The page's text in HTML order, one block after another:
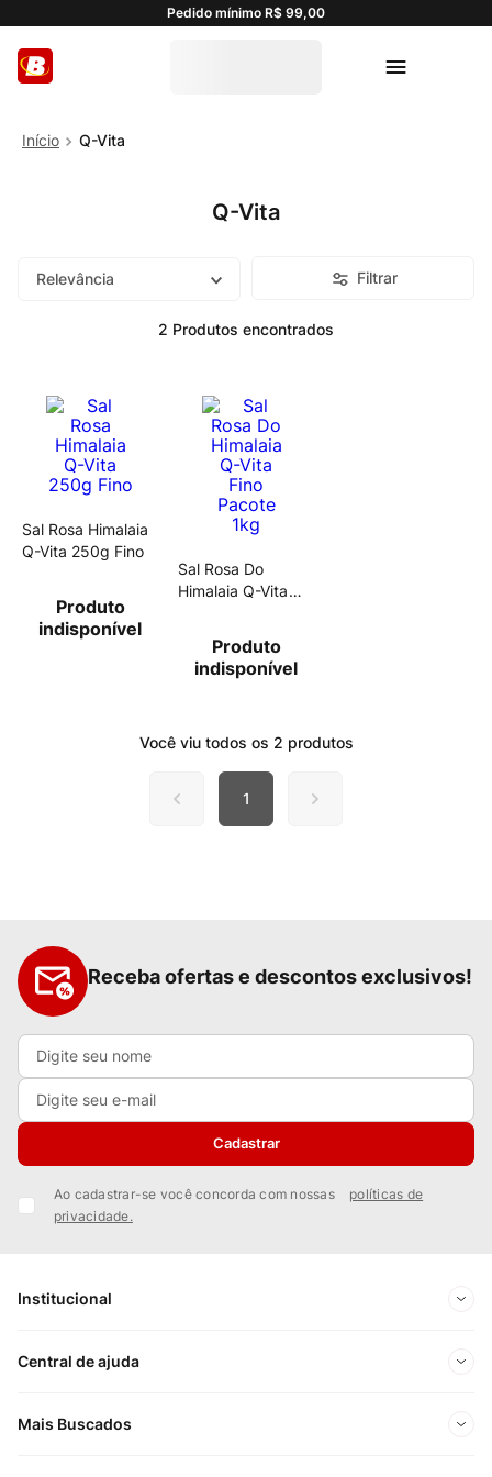
Pedido mínimo R$ 99,00
Q-Vita
Q-Vita
Relevância Filtrar
2 Produtos
Sal Rosa Himalaia
Q-Vita 250g Fino
Produto
indisponível
Sal Rosa Do
Himalaia Q-Vita
Produto
indisponível
Você viu todos os 2 produtos
1
Receba ofertas e descontos exclusivos!
Cadastrar
Ao cadastrar-se você concorda com nossas
políticas de
privacidade.
Institucional
Sobre Nós
Central de ajuda
Minha conta
Mais Buscados